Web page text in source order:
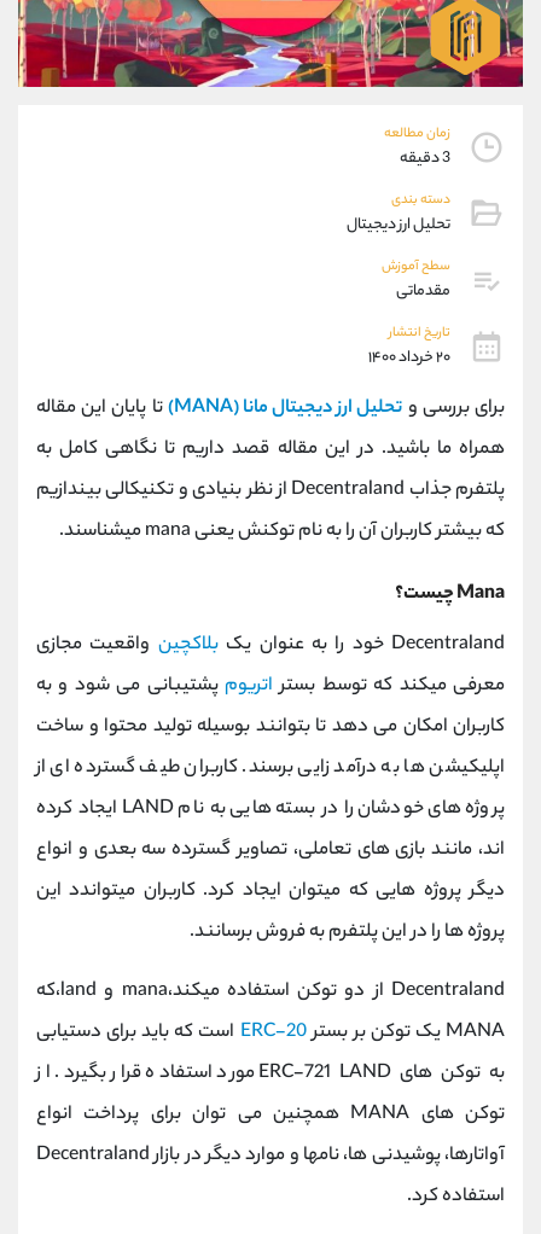
زمان مطالعه
3 دقیقه
دسته بندی
تحلیل ارز دیجیتال
سطح آموزش
مقدماتی
تاریخ انتشار
۲۰ خرداد ۱۴۰۰
برای بررسی و تحلیل ارز دیجیتال مانا (MANA)
تا پایان این مقاله
همراه ما باشید. در این مقاله قصد داریم تا نگاهی کامل به
پلتفرم جذاب Decentraland از نظر بنیادی و تکنیکالی بیندازیم
که بیشتر کاربران آن را به نام توکنش یعنی mana میشناسند.
Mana چیست؟
Decentraland خود را به عنوان یک
بلاکچین واقعیت مجازی
معرفی میکند که توسط بستراتریوم پشتیبانی می شود و به
کاربران امکان می دهد تا بتوانند بوسیله تولید محتوا و ساخت
اپلیکیشن ها به درآمد زایی برسند. کاربران طیف گسترده ای از
پروژه های خودشان را در بسته هایی به نام LAND ایجاد کرده
اند، مانند بازی های تعاملی، تصاویر گسترده سه بعدی و انواع
دیگر پروژه هایی که میتوان ایجاد کرد. کاربران میتواندد این
پروژه ها را در این پلتفرم به فروش برسانند.
Decentraland از دو توکن استفاده میکند،mana و land،که
MANA یک توکن بر بستر
ERC-20 است که باید برای دستیابی
به توکن های ERC-721 LAND مورد استفاده قرار بگیرد. از
توکن های MANA همچنین می توان برای پرداخت انواع
آواتارها، پوشیدنی ها، نامها و موارد دیگر در بازار Decentraland
استفاده کرد.
09101364784
واتساپ شروع گفتگو
تلگرام @Armteam_admin_104
پشتیبان فروش
موبایل
واتساپ
داخلی
اطلاعات تماس (دفتر فروش)
تلفن 021-22021030
بدون پیش شماره 90001030
اینستاگرام @alireza.mehrabii
کانال تلگرام @alirezamehrabi_com